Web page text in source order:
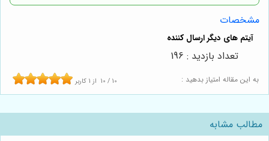
مشخصات
به این مقاله امتیاز بدهید : 10 / 10 از1 کاربر
تعداد بازدید : 196
مطالب مشابه